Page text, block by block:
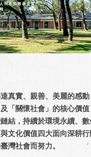
真實、親善、美麗的感
及「關懷社會」的核心價
結，持續於環境永續、
文化價值四大面向深耕
灣社會而努力。